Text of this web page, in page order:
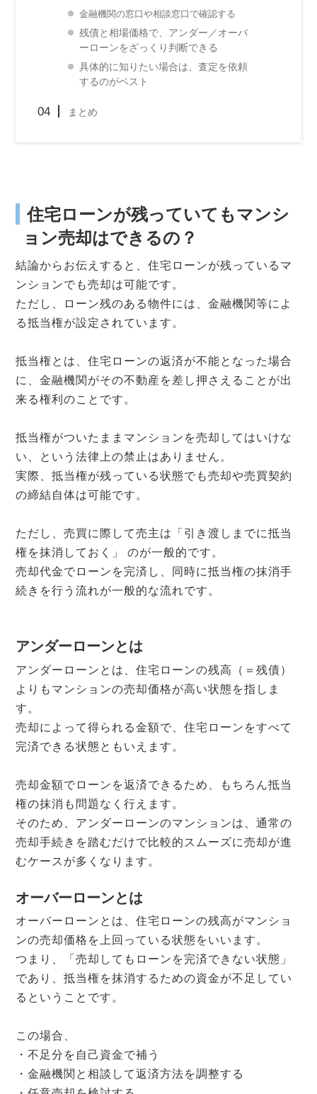
金融機関の窓口や相談窓口で確認する
残債と相場価格で、アンダー／オーバ
ーローンをざっくり判断できる
具体的に知りたい場合は、査定を依頼
するのがベスト
まとめ
住宅ローンが残っていてもマンシ
ョン売却はできるの？
結論からお伝えすると、住宅ローンが残っているマ
ンションでも売却は可能です。
ただし、ローン残のある物件には、金融機関等によ
る抵当権が設定されています。
抵当権とは、住宅ローンの返済が不能となった場合
に、金融機関がその不動産を差し押さえることが出
来る権利のことです。
抵当権がついたままマンションを売却してはいけな
い、という法律上の禁止はありません。
実際、抵当権が残っている状態でも売却や売買契約
の締結自体は可能です。
ただし、売買に際して売主は「引き渡しまでに抵当
権を抹消しておく」 のが一般的です。
売却代金でローンを完済し、同時に抵当権の抹消手
続きを行う流れが一般的な流れです。
アンダーローンとは
アンダーローンとは、住宅ローンの残高（＝残債）
よりもマンションの売却価格が高い状態を指しま
す。
売却によって得られる金額で、住宅ローンをすべて
完済できる状態ともいえます。
売却金額でローンを返済できるため、もちろん抵当
権の抹消も問題なく行えます。
そのため、アンダーローンのマンションは、通常の
売却手続きを踏むだけで比較的スムーズに売却が進
むケースが多くなります。
オーバーローンとは
オーバーローンとは、住宅ローンの残高がマンショ
ンの売却価格を上回っている状態をいいます。
つまり、「売却してもローンを完済できない状態」
であり、抵当権を抹消するための資金が不足してい
るということです。
この場合、
・不足分を自己資金で補う
・金融機関と相談して返済方法を調整する